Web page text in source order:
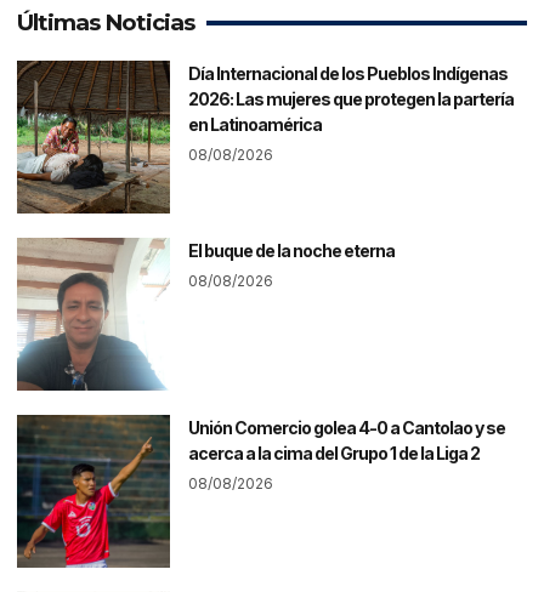
Últimas Noticias
Día Internacional de los Pueblos Indígenas
2026: Las mujeres que protegen la partería
en Latinoamérica
08/08/2026
El buque de la noche eterna
08/08/2026
Unión Comercio golea 4-0 a Cantolao y se
acerca a la cima del Grupo 1 de la Liga 2
08/08/2026